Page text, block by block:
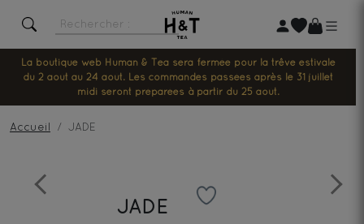
La boutique web Human & Tea sera fermée pour la trêve estivale
du 2 août au 24 août. Les commandes passées après le 31 juillet
midi seront préparées à partir du 25 août.
Accueil JADE
Previous Next
JADE